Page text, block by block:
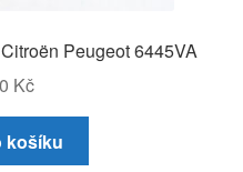
Peugeot 6445VA
Kč
košíku